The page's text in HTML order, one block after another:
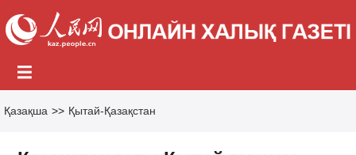
Қазақша >> Қытай-Қазақстан